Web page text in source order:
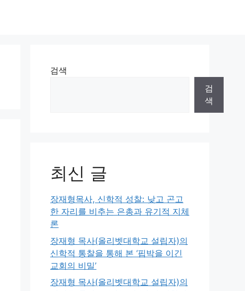
검색
검
색
최신 글
장재형목사, 신학적 성찰: 낮고 곤고
한 자리를 비추는 은총과 유기적 지체
론
장재형 목사(올리벳대학교 설립자)의
신학적 통찰을 통해 본 ‘핍박을 이긴
교회의 비밀’
장재형 목사(올리벳대학교 설립자)의